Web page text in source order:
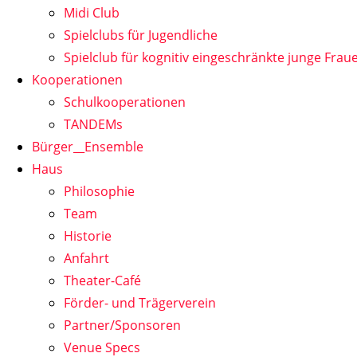
Midi Club
Spielclubs für Jugendliche
Spielclub für kognitiv eingeschränkte junge
Kooperationen
Schulkooperationen
TANDEMs
Bürger__Ensemble
Haus
Philosophie
Team
Historie
Anfahrt
Theater-Café
Förder- und Trägerverein
Partner/Sponsoren
Venue Specs